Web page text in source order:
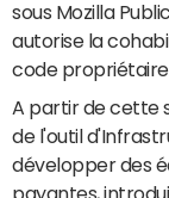
sous Mozilla
autorise la
code
A partir de cette
de l'outil
développer des
payantes,